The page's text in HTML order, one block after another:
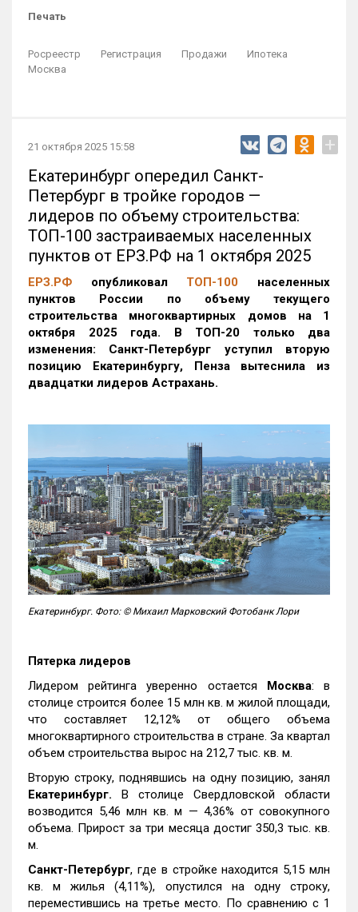
Печать
Росреестр Регистрация Продажи
Ипотека
Москва
21 октября 2025 15:58 +
Екатеринбург опередил Санкт-
Петербург в тройке городов —
лидеров по объему строительства:
ТОП-100 застраиваемых населенных
пунктов от ЕРЗ.РФ на 1 октября 2025
ЕРЗ.РФ опубликовал ТОП-100 населенных
пунктов России по объему текущего
строительства многоквартирных домов на 1
октября 2025 года. В ТОП-20 только два
изменения: Санкт-Петербург уступил вторую
позицию Екатеринбургу, Пенза вытеснила из
двадцатки лидеров Астрахань.
Екатеринбург. Фото: © Михаил Марковский Фотобанк Лори
Пятерка лидеров
Лидером рейтинга уверенно остается Москва: в
столице строится более 15 млн кв. м жилой площади,
что составляет 12,12% от общего объема
многоквартирного строительства в стране. За квартал
объем строительства вырос на 212,7 тыс. кв. м.
Вторую строку, поднявшись на одну позицию, занял
Екатеринбург. В столице Свердловской области
возводится 5,46 млн кв. м — 4,36% от совокупного
объема. Прирост за три месяца достиг 350,3 тыс. кв.
м.
Санкт-Петербург, где в стройке находится 5,15 млн
кв. м жилья (4,11%), опустился на одну строку,
переместившись на третье место. По сравнению с 1